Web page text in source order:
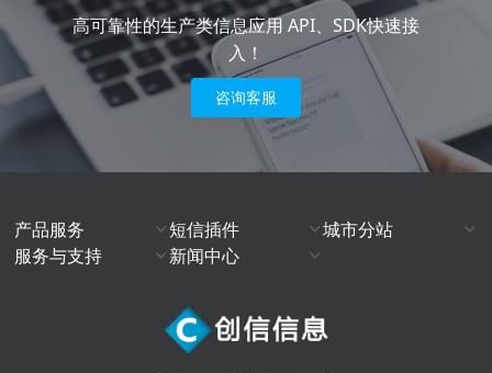
高可靠性的生产类信息应用 API、SDK快速接
入！
咨询客服
产品服务 短信插件
城市分站
服务与支持
新闻中心